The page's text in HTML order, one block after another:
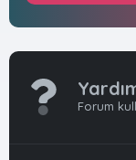
Forum